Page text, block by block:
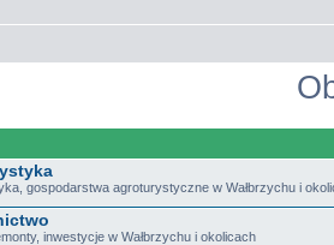
gospodarstwa agroturystyczne w Wałbrzychu i
inwestycje w Wałbrzychu i okolicach